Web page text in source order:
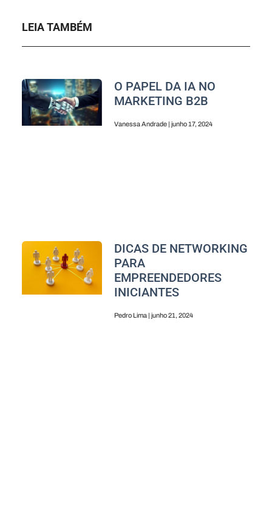
LEIA TAMBÉM
O PAPEL DA IA NO
MARKETING B2B
Vanessa Andrade junho 17, 2024
DICAS DE NETWORKING
PARA
EMPREENDEDORES
INICIANTES
Pedro Lima junho 21, 2024